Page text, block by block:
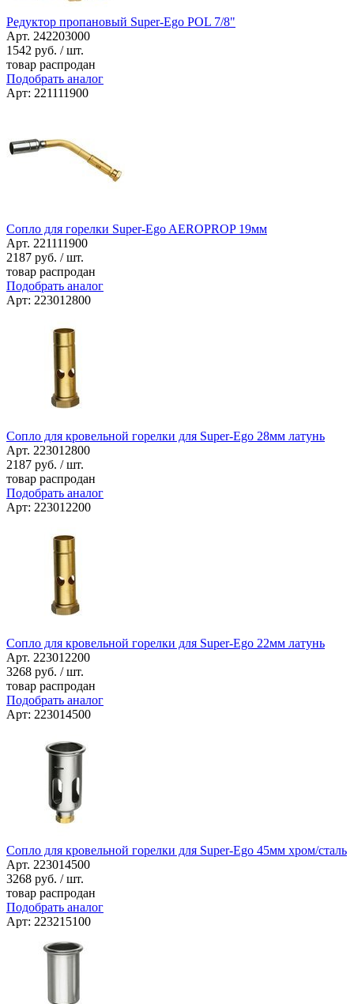
Редуктор пропановый Super-Ego POL 7/8"
Арт. 242203000
1542 руб. / шт.
товар распродан
Подобрать аналог
Арт: 221111900
Сопло для горелки Super-Ego AEROPROP 19мм
Арт. 221111900
2187 руб. / шт.
товар распродан
Подобрать аналог
Арт: 223012800
Сопло для кровельной горелки для Super-Ego 28мм латунь
Арт. 223012800
2187 руб. / шт.
товар распродан
Подобрать аналог
Арт: 223012200
Сопло для кровельной горелки для Super-Ego 22мм латунь
Арт. 223012200
3268 руб. / шт.
товар распродан
Подобрать аналог
Арт: 223014500
Сопло для кровельной горелки для Super-Ego 45мм хром/сталь
Арт. 223014500
3268 руб. / шт.
товар распродан
Подобрать аналог
Арт: 223215100